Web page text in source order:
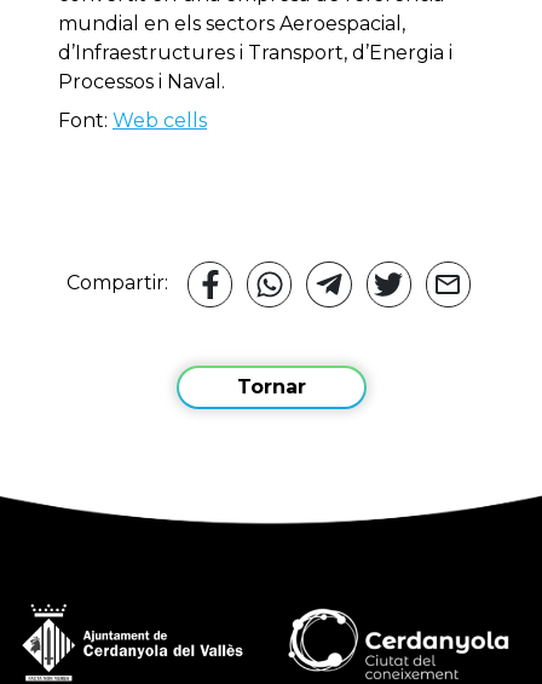
mundial en els sectors Aeroespacial,
d’Infraestructures i Transport, d’Energia i
Processos i Naval.
Font: Web cells
Compartir:
Tornar